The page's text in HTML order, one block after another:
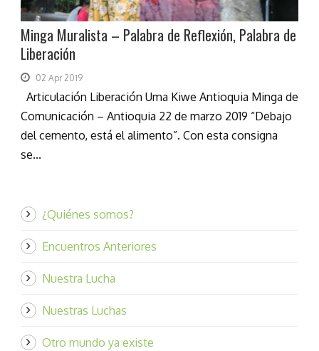
Minga Muralista – Palabra de Reflexión, Palabra de
Liberación
02 Apr 2019
Articulación Liberación Uma Kiwe Antioquia Minga de
Comunicación – Antioquia 22 de marzo 2019 “Debajo
del cemento, está el alimento”. Con esta consigna
se...
¿Quiénes somos?
Encuentros Anteriores
Nuestra Lucha
Nuestras Luchas
Otro mundo ya existe